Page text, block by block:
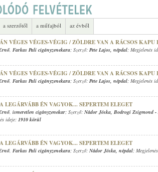
ERNŐ ,BERKES BÉLA CIGÁNYZENEKARA
a szerzőtől a műfajból az évből
VÉGES VÉGES-VÉGIG / ZÖLDRE VAN A RÁCSOS KAPU
, Farkas Pali cigányzenekara; Szerző: Pete Lajos, népdal; Megjelenés
VÉGES VÉGES-VÉGIG / ZÖLDRE VAN A RÁCSOS KAPU
, Farkas Pali cigányzenekara; Szerző: Pete Lajos, népdal; Megjelenés
LEGÁRVÁBB ÉN VAGYOK... SEPERTEM ELEGET
, ismeretlen cigányzenekar; Szerző: Nádor Jóska, Bodrogi Zsigmond -
ideje: 1910 körül
LEGÁRVÁBB ÉN VAGYOK... SEPERTEM ELEGET
, Farkas Pali cigányzenekara; Szerző: Nádor Jóska, népdal;